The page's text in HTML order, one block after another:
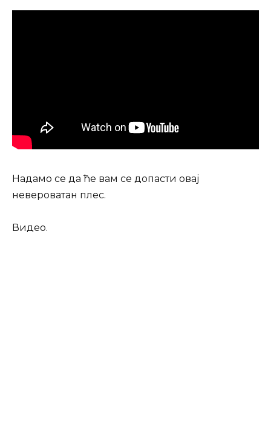
Надамо се да ће вам се допасти овај
невероватан плес.
Видео.